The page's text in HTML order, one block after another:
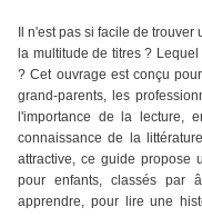
Il n'est pas si facile de
la multitude de titres ?
?Cet ouvrage est conçu
grand-parents, les
l'importance de la lecture,
connaissance de la
attractive, ce guide propose
pour enfants, classés par
apprendre, pour lire une